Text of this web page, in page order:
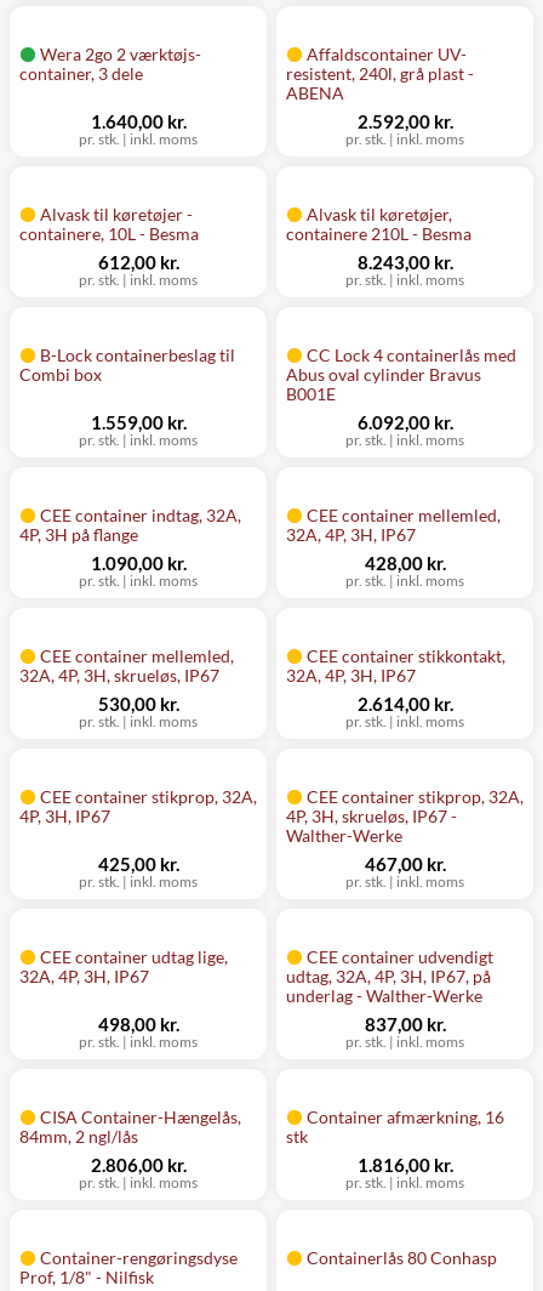
Wera 2go 2 værktøjs-
container, 3 dele
pr. stk. | inkl. moms
1.640,00 kr.
Affaldscontainer UV-
resistent, 240l, grå plast -
ABENA
pr. stk. | inkl. moms
2.592,00 kr.
Alvask til køretøjer -
containere, 10L - Besma
pr. stk. | inkl. moms
612,00 kr.
Alvask til køretøjer,
containere 210L - Besma
pr. stk. | inkl. moms
8.243,00 kr.
B-Lock containerbeslag til
Combi box
pr. stk. | inkl. moms
1.559,00 kr.
CC Lock 4 containerlås med
Abus oval cylinder Bravus
B001E
pr. stk. | inkl. moms
6.092,00 kr.
CEE container indtag, 32A,
4P, 3H på flange
pr. stk. | inkl. moms
1.090,00 kr.
CEE container mellemled,
32A, 4P, 3H, IP67
pr. stk. | inkl. moms
428,00 kr.
CEE container mellemled,
32A, 4P, 3H, skrueløs, IP67
pr. stk. | inkl. moms
530,00 kr.
CEE container stikkontakt,
32A, 4P, 3H, IP67
pr. stk. | inkl. moms
2.614,00 kr.
CEE container stikprop, 32A,
4P, 3H, IP67
pr. stk. | inkl. moms
425,00 kr.
CEE container stikprop, 32A,
4P, 3H, skrueløs, IP67 -
Walther-Werke
pr. stk. | inkl. moms
467,00 kr.
CEE container udtag lige,
32A, 4P, 3H, IP67
pr. stk. | inkl. moms
498,00 kr.
CEE container udvendigt
udtag, 32A, 4P, 3H, IP67, på
underlag - Walther-Werke
pr. stk. | inkl. moms
837,00 kr.
CISA Container-Hængelås,
84mm, 2 ngl/lås
pr. stk. | inkl. moms
2.806,00 kr.
Container afmærkning, 16
stk
pr. stk. | inkl. moms
1.816,00 kr.
Container-rengøringsdyse
Prof, 1/8" - Nilfisk
Containerlås 80 Conhasp